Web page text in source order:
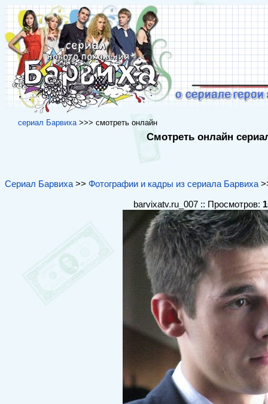
cериал Барвиха>>> cмотреть онлайн
Смотреть онлайн
Сериал Барвиха >> Фотографии и кадры из сериала Барвиха
barvixatv.ru_007 :: Просмотров: